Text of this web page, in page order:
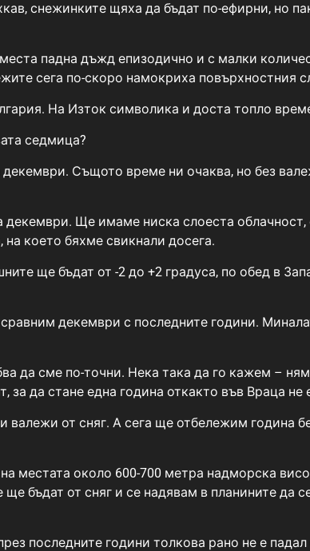
снежинките щяха да бъдат по-ефирни, но
падна дъжд епизодично и с малки
сега по-скоро намокриха повърхностния
На Изток символика и доста топло
седмица?
Същото време ни очаква, но без
Ще имаме ниска слоеста
което бяхме свикнали досега.
ще бъдат от -2 до +2 градуса, по обед в
декември с последните години.
да сме по-точни. Нека така да го кажем –
да стане една година откакто във Враца
от сняг. А сега ще отбележим година
местата около 600-700 метра надморска
бъдат от сняг и се надявам в планините да
последните години толкова рано не е падал